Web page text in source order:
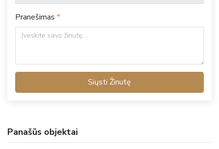
Pranešimas
Siųsti Žinutę
Panašūs objektai